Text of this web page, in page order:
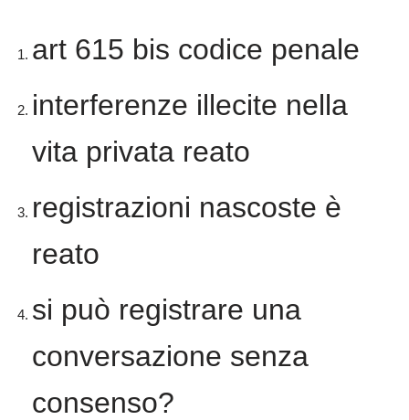
art 615 bis codice penale
interferenze illecite nella
vita privata reato
registrazioni nascoste è
reato
si può registrare una
conversazione senza
consenso?